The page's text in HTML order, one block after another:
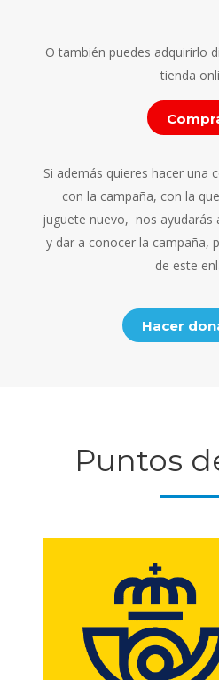
O también puedes adquirirlo
tienda
Si además quieres hacer una
con la campaña, con la
juguete nuevo, nos ayudarás
y dar a conocer la campaña,
de este
Hacer
Puntos